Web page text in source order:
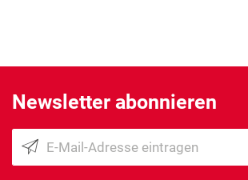
Newsletter abonnieren